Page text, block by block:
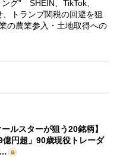
グ” SHEIN、TikTok、
トランプ関税の回避を狙
の農業参入・土地取得への
ールスターが狙う20銘柄】
億円超」90歳現役トレーダ